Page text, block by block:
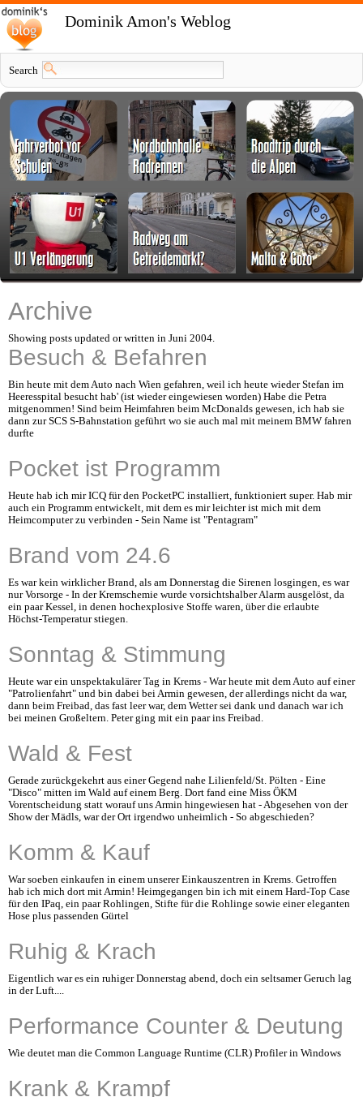
Dominik Amon's Weblog
Search
Archive
Showing posts updated or written in Juni 2004.
Besuch & Befahren
Bin heute mit dem Auto nach Wien gefahren, weil ich heute wieder Stefan im
Heeresspital besucht hab' (ist wieder eingewiesen worden) Habe die Petra
mitgenommen! Sind beim Heimfahren beim McDonalds gewesen, ich hab sie
dann zur SCS S-Bahnstation geführt wo sie auch mal mit meinem BMW fahren
durfte
Pocket ist Programm
Heute hab ich mir ICQ für den PocketPC installiert, funktioniert super. Hab mir
auch ein Programm entwickelt, mit dem es mir leichter ist mich mit dem
Heimcomputer zu verbinden - Sein Name ist "Pentagram"
Brand vom 24.6
Es war kein wirklicher Brand, als am Donnerstag die Sirenen losgingen, es war
nur Vorsorge - In der Kremschemie wurde vorsichtshalber Alarm ausgelöst, da
ein paar Kessel, in denen hochexplosive Stoffe waren, über die erlaubte
Höchst-Temperatur stiegen.
Sonntag & Stimmung
Heute war ein unspektakulärer Tag in Krems - War heute mit dem Auto auf einer
"Patrolienfahrt" und bin dabei bei Armin gewesen, der allerdings nicht da war,
dann beim Freibad, das fast leer war, dem Wetter sei dank und danach war ich
bei meinen Großeltern. Peter ging mit ein paar ins Freibad.
Wald & Fest
Gerade zurückgekehrt aus einer Gegend nahe Lilienfeld/St. Pölten - Eine
"Disco" mitten im Wald auf einem Berg. Dort fand eine Miss ÖKM
Vorentscheidung statt worauf uns Armin hingewiesen hat - Abgesehen von der
Show der Mädls, war der Ort irgendwo unheimlich - So abgeschieden?
Komm & Kauf
War soeben einkaufen in einem unserer Einkauszentren in Krems. Getroffen
hab ich mich dort mit Armin! Heimgegangen bin ich mit einem Hard-Top Case
für den IPaq, ein paar Rohlingen, Stifte für die Rohlinge sowie einer eleganten
Hose plus passenden Gürtel
Ruhig & Krach
Eigentlich war es ein ruhiger Donnerstag abend, doch ein seltsamer Geruch lag
in der Luft....
Performance Counter & Deutung
Wie deutet man die Common Language Runtime (CLR) Profiler in Windows
Krank & Krampf